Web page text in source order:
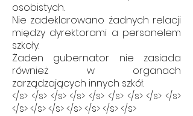
osobistych.
Nie zadeklarowano żadnych relacji
między dyrektorami a personelem
szkoły.
Żaden gubernator nie zasiada
również w organach
zarządzających innych szkół.
</s> </s> </s> </s> </s> </s> </s> </s> </s>
</s> </s> </s> </s> </s> </s> </s>